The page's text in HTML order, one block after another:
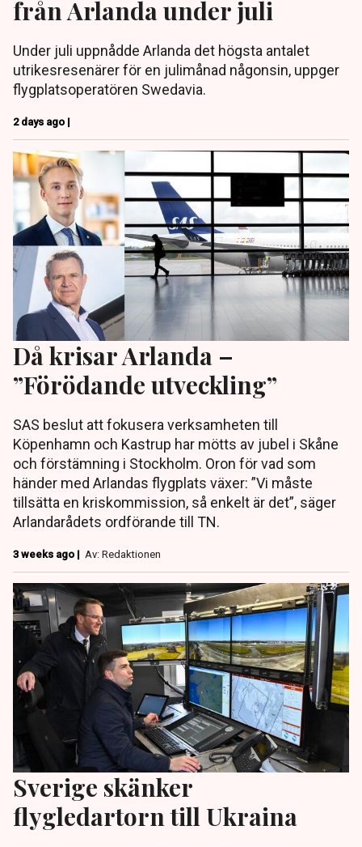
från Arlanda under juli
Under juli uppnådde Arlanda det högsta antalet
utrikesresenärer för en julimånad någonsin, uppger
flygplatsoperatören Swedavia.
2 days ago |
Då krisar Arlanda –
”Förödande utveckling”
SAS beslut att fokusera verksamheten till
Köpenhamn och Kastrup har mötts av jubel i Skåne
och förstämning i Stockholm. Oron för vad som
händer med Arlandas flygplats växer: ”Vi måste
tillsätta en kriskommission, så enkelt är det”, säger
Arlandarådets ordförande till TN.
3 weeks ago | Av: Redaktionen
Sverige skänker
flygledartorn till Ukraina